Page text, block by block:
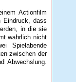
Actionfilm
Eindruck, dass
in die sie
wahrlich nicht
Spielabende
zwischen der
Abwechslung.